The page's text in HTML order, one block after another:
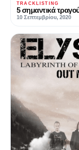
TRACKLISTING
5 σημαντικά
10 Σεπτεμβρίου, 2020